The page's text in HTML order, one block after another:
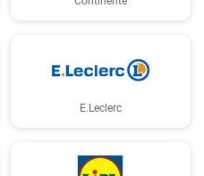
E.Leclerc